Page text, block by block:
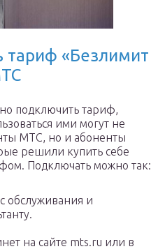
тариф «Безлимит
подключить тариф,
ими могут не
МТС, но и абоненты
решили купить себе
Подключать можно так:
обслуживания и
на сайте mts.ru или в